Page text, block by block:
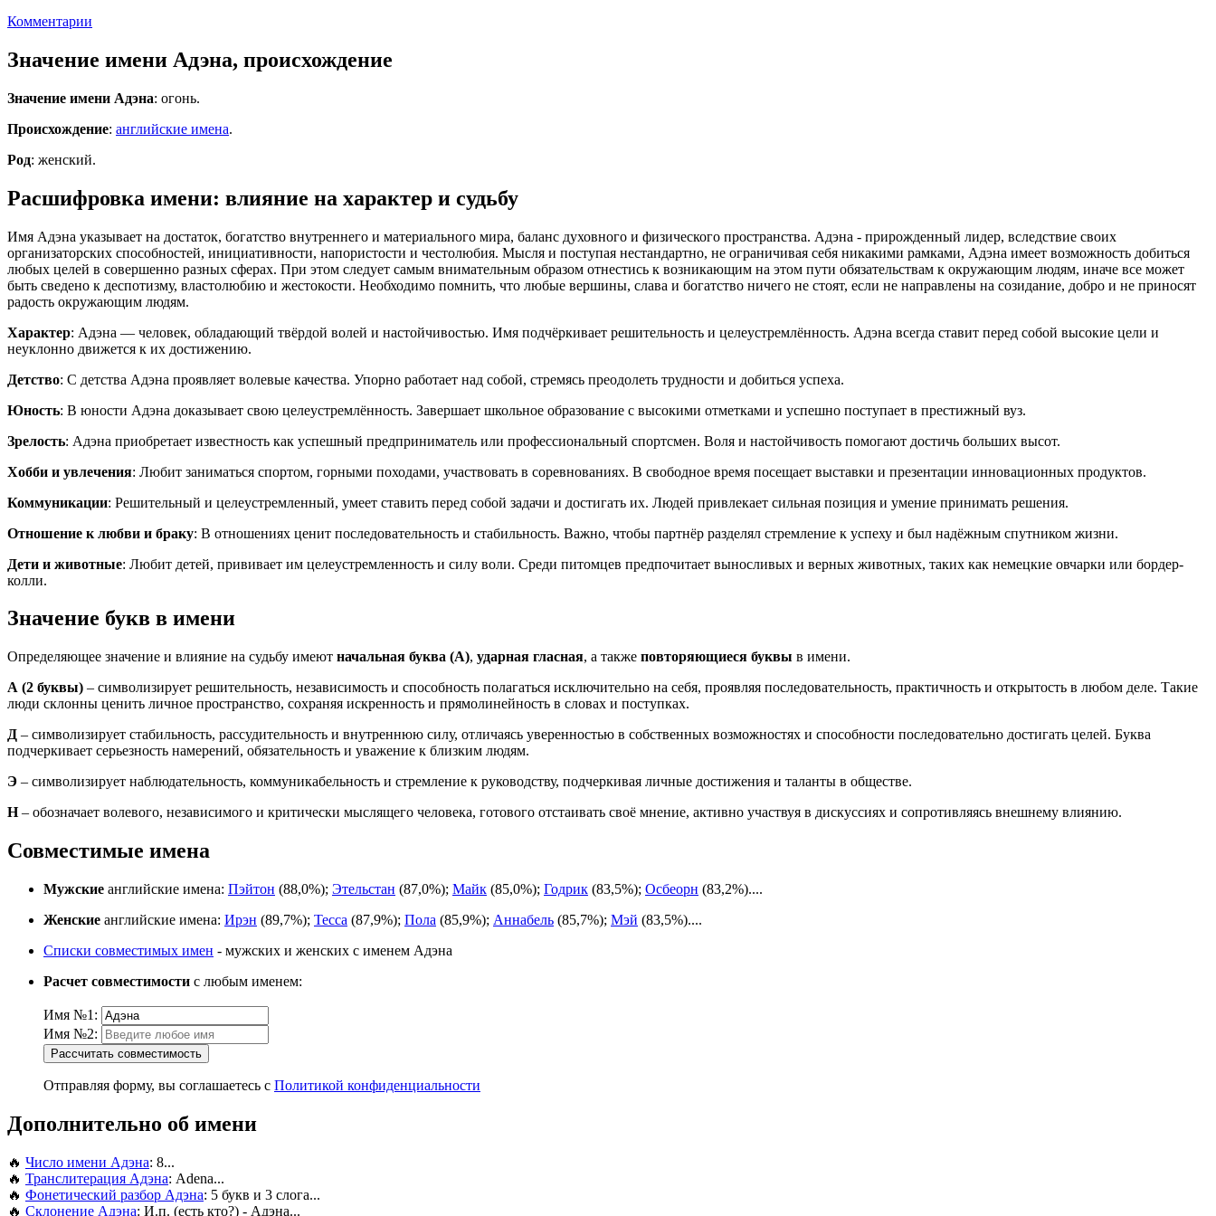
Комментарии
Значение имени Адэна, происхождение
Значение имени Адэна: огонь.
Происхождение: английские имена.
Род: женский.
Расшифровка имени: влияние на характер и судьбу
Имя Адэна указывает на достаток, богатство внутреннего и материального мира, баланс духовного и физического пространства. Адэна - прирожденный лидер, вследствие своих
организаторских способностей, инициативности, напористости и честолюбия. Мысля и поступая нестандартно, не ограничивая себя никакими рамками, Адэна имеет возможность добиться
любых целей в совершенно разных сферах. При этом следует самым внимательным образом отнестись к возникающим на этом пути обязательствам к окружающим людям, иначе все может
быть сведено к деспотизму, властолюбию и жестокости. Необходимо помнить, что любые вершины, слава и богатство ничего не стоят, если не направлены на созидание, добро и не приносят
радость окружающим людям.
Характер: Адэна — человек, обладающий твёрдой волей и настойчивостью. Имя подчёркивает решительность и целеустремлённость. Адэна всегда ставит перед собой высокие цели и
неуклонно движется к их достижению.
Детство: С детства Адэна проявляет волевые качества. Упорно работает над собой, стремясь преодолеть трудности и добиться успеха.
Юность: В юности Адэна доказывает свою целеустремлённость. Завершает школьное образование с высокими отметками и успешно поступает в престижный вуз.
Зрелость: Адэна приобретает известность как успешный предприниматель или профессиональный спортсмен. Воля и настойчивость помогают достичь больших высот.
Хобби и увлечения: Любит заниматься спортом, горными походами, участвовать в соревнованиях. В свободное время посещает выставки и презентации инновационных продуктов.
Коммуникации: Решительный и целеустремленный, умеет ставить перед собой задачи и достигать их. Людей привлекает сильная позиция и умение принимать решения.
Отношение к любви и браку: В отношениях ценит последовательность и стабильность. Важно, чтобы партнёр разделял стремление к успеху и был надёжным спутником жизни.
Дети и животные: Любит детей, прививает им целеустремленность и силу воли. Среди питомцев предпочитает выносливых и верных животных, таких как немецкие овчарки или бордер-
колли.
Значение букв в имени
Определяющее значение и влияние на судьбу имеют начальная буква (А), ударная гласная, а также повторяющиеся буквы в имени.
А (2 буквы) – символизирует решительность, независимость и способность полагаться исключительно на себя, проявляя последовательность, практичность и открытость в любом деле. Такие
люди склонны ценить личное пространство, сохраняя искренность и прямолинейность в словах и поступках.
Д – символизирует стабильность, рассудительность и внутреннюю силу, отличаясь уверенностью в собственных возможностях и способности последовательно достигать целей. Буква
подчеркивает серьезность намерений, обязательность и уважение к близким людям.
Э – символизирует наблюдательность, коммуникабельность и стремление к руководству, подчеркивая личные достижения и таланты в обществе.
Н– обозначает волевого, независимого и критически мыслящего человека, готового отстаивать своё мнение, активно участвуя в дискуссиях и сопротивляясь внешнему влиянию.
Совместимые имена
Мужские английские имена: Пэйтон (88,0%); Этельстан (87,0%); Майк (85,0%); Годрик (83,5%); Осбеорн (83,2%)....
Женские английские имена: Ирэн (89,7%); Тесса (87,9%); Пола (85,9%); Аннабель (85,7%); Мэй (83,5%)....
Списки совместимых имен - мужских и женских с именем Адэна
Расчет совместимости с любым именем:
Имя №1:
Имя №2:
Рассчитать совместимость
Отправляя форму, вы соглашаетесь с Политикой конфиденциальности
Дополнительно об имени
🔥 Число имени Адэна: 8...
🔥 Транслитерация Адэна: Adena...
🔥 Фонетический разбор Адэна: 5 букв и 3 слога...
🔥 Склонение Адэна: И.п. (есть кто?) - Адэна...